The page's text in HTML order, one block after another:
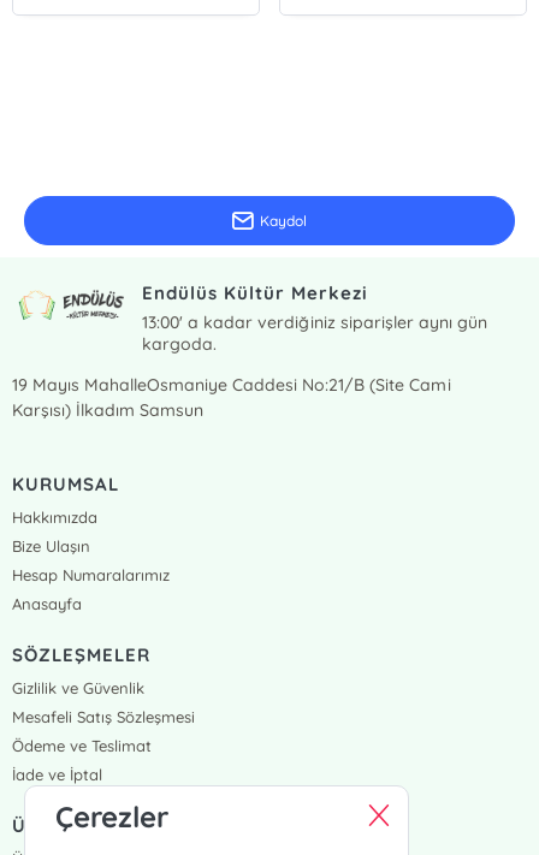
Kaydol
Endülüs Kültür Merkezi
13:00' a kadar verdiğiniz siparişler aynı gün
kargoda.
19 Mayıs MahalleOsmaniye Caddesi No:21/B (Site Cami
Karşısı) İlkadım Samsun
KURUMSAL
Hakkımızda
Bize Ulaşın
Hesap Numaralarımız
Anasayfa
SÖZLEŞMELER
Gizlilik ve Güvenlik
Mesafeli Satış Sözleşmesi
Ödeme ve Teslimat
İade ve İptal
ÜYELİK VE SİPARİŞ
Çerezler